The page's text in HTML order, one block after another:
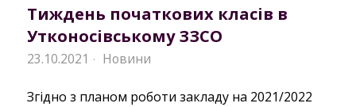
Тиждень початкових класів в
Утконосівському ЗЗСО
23.10.2021 · Новини
Згідно з планом роботи закладу на 2021/2022